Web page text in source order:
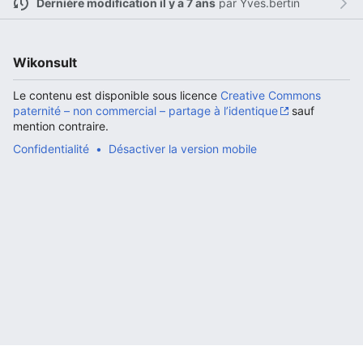
Ouvrir le menu principal
Lire
Dernière modification il y a 7 anspar Yves.bertin
Wikonsult
Le contenu est disponible sous licence Creative Commons
paternité – non commercial – partage à l’identique
sauf
mention contraire.
Confidentialité
Désactiver la version mobile